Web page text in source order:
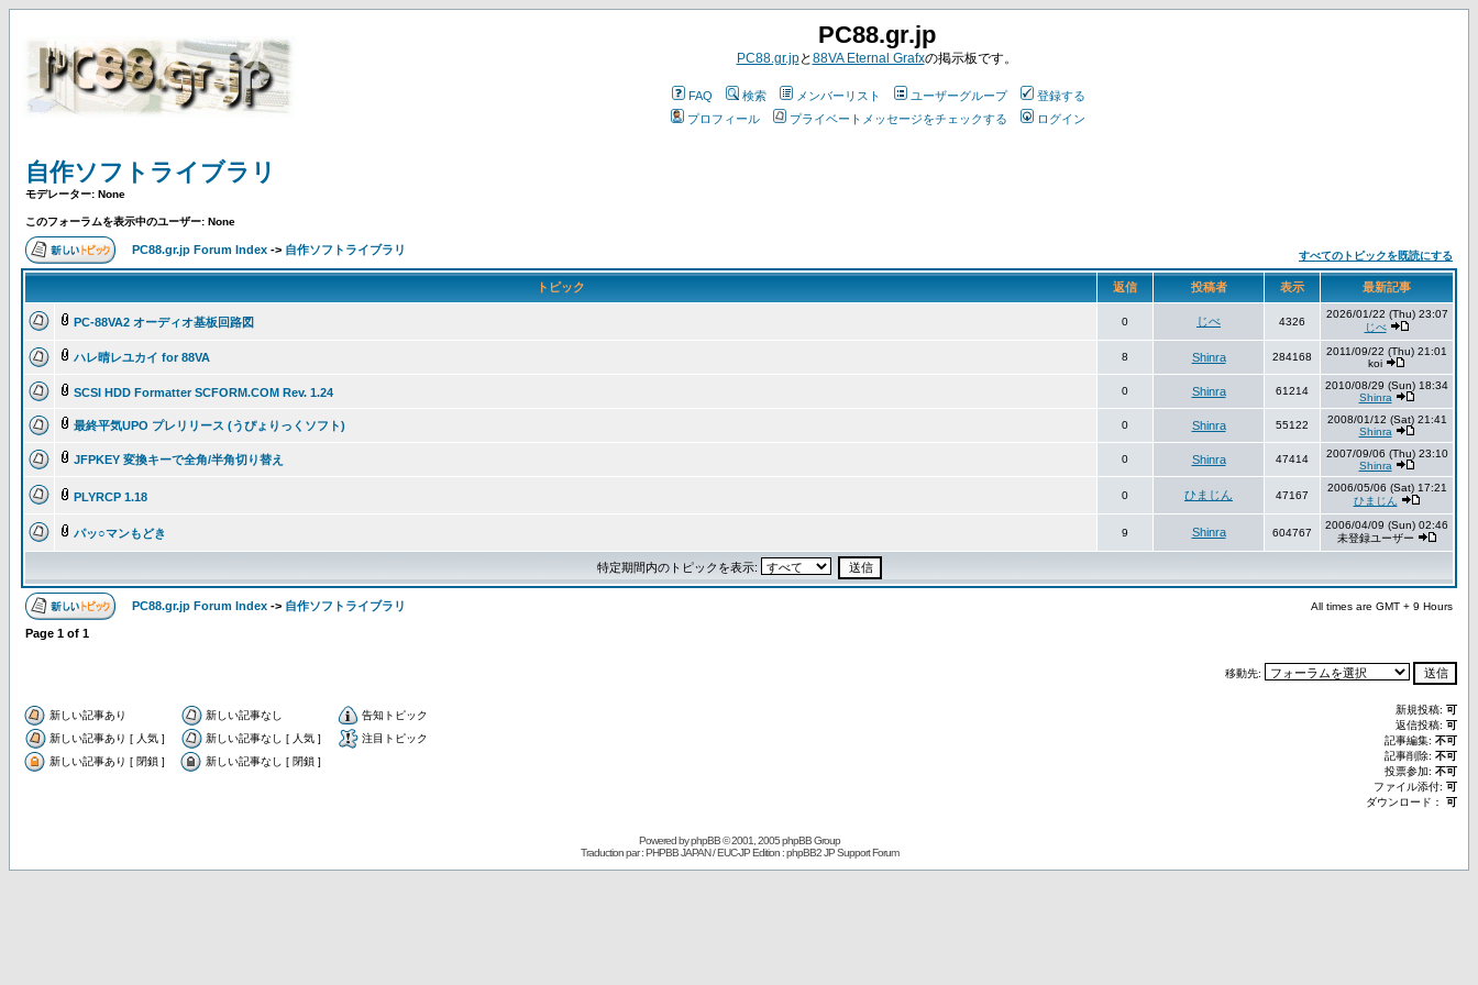
PC88.gr.jp
PC88.gr.jpと88VA Eternal Grafxの掲示板です。
FAQ 検索 メンバーリスト ユーザーグループ
登録する
プロフィール
プライベートメッセージをチェックする ログイン
自作ソフトライブラリ
モデレーター: None
このフォーラムを表示中のユーザー: None
PC88.gr.jp Forum Index -> 自作ソフトライブラリ すべてのトピックを既読にする
トピック 返信 投稿者 表示 最新記事
PC-88VA2 オーディオ基板回路図 0 じべ 4326
2026/01/22 (Thu) 23:07
じべ
ハレ晴レユカイ for 88VA 8 Shinra 284168
2011/09/22 (Thu) 21:01
koi
SCSI HDD Formatter SCFORM.COM Rev. 1.24 0 Shinra 61214
2010/08/29 (Sun) 18:34
Shinra
最終平気UPO プレリリース (うぴょりっくソフト) 0 Shinra 55122
2008/01/12 (Sat) 21:41
Shinra
JFPKEY 変換キーで全角/半角切り替え 0 Shinra 47414
2007/09/06 (Thu) 23:10
Shinra
PLYRCP 1.18 0 ひまじん 47167
2006/05/06 (Sat) 17:21
ひまじん
パッ○マンもどき 9 Shinra 604767
2006/04/09 (Sun) 02:46
未登録ユーザー
特定期間内のトピックを表示:
PC88.gr.jp Forum Index -> 自作ソフトライブラリ All times are GMT + 9 Hours
Page 1 of 1
移動先:
新しい記事あり 新しい記事なし
告知トピック
新しい記事あり [ 人気 ]
新しい記事なし [ 人気 ]
注目トピック
新しい記事あり [ 閉鎖 ]
新しい記事なし [ 閉鎖 ]
新規投稿: 可
返信投稿: 可
記事編集: 不可
記事削除: 不可
投票参加: 不可
ファイル添付: 可
ダウンロード： 可
Powered byphpBB© 2001, 2005 phpBB Group
Traduction par : PHPBB JAPAN / EUC-JP Edition :phpBB2 JP Support Forum